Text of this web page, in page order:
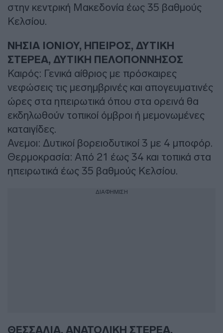
στην κεντρική Μακεδονία έως 35 βαθμούς
Κελσίου.
ΝΗΣΙΑ ΙΟΝΙΟΥ, ΗΠΕΙΡΟΣ, ΔΥΤΙΚΗ
ΣΤΕΡΕΑ, ΔΥΤΙΚΗ ΠΕΛΟΠΟΝΝΗΣΟΣ
Καιρός: Γενικά αίθριος με πρόσκαιρες
νεφώσεις τις μεσημβρινές και απογευματινές
ώρες στα ηπειρωτικά όπου στα ορεινά θα
εκδηλωθούν τοπικοί όμβροι ή μεμονωμένες
καταιγίδες.
Ανεμοι: Δυτικοί βορειοδυτικοί 3 με 4 μποφόρ.
Θερμοκρασία: Από 21 έως 34 και τοπικά στα
ηπειρωτικά έως 35 βαθμούς Κελσίου.
ΔΙΑΦΗΜΙΣΗ
ΘΕΣΣΑΛΙΑ, ΑΝΑΤΟΛΙΚΗ ΣΤΕΡΕΑ,